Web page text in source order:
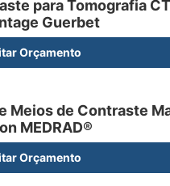
para Tomografia CT
Guerbet
Orçamento
Meios de Contraste
MEDRAD®
Orçamento